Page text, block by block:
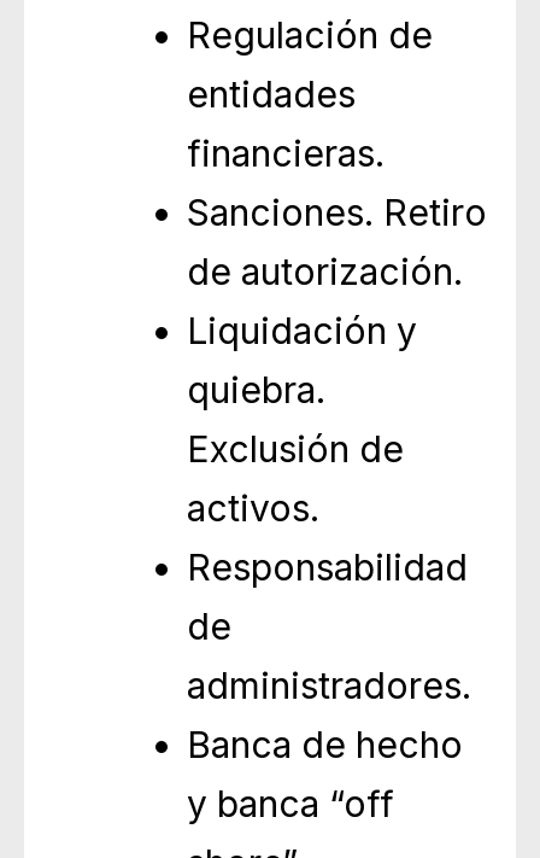
Regulación de
entidades
financieras.
Sanciones. Retiro
de autorización.
Liquidación y
quiebra.
Exclusión de
activos.
Responsabilidad
de
administradores.
Banca de hecho
y banca “off